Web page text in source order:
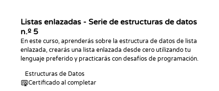
Listas enlazadas - Serie de estructuras de datos
n.º 5
En este curso, aprenderás sobre la estructura de datos de lista
enlazada, crearás una lista enlazada desde cero utilizando tu
lenguaje preferido y practicarás con desafíos de programación.
Estructuras de Datos
Certificado al completar